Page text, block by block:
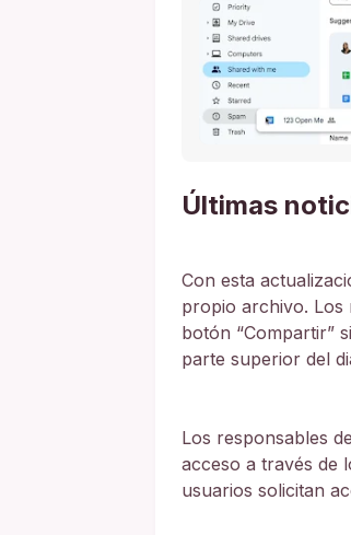
Últimas
Con esta
propio archivo. Los
botón “Compartir”
parte superior del
Los responsables
acceso a través de
usuarios solicitan